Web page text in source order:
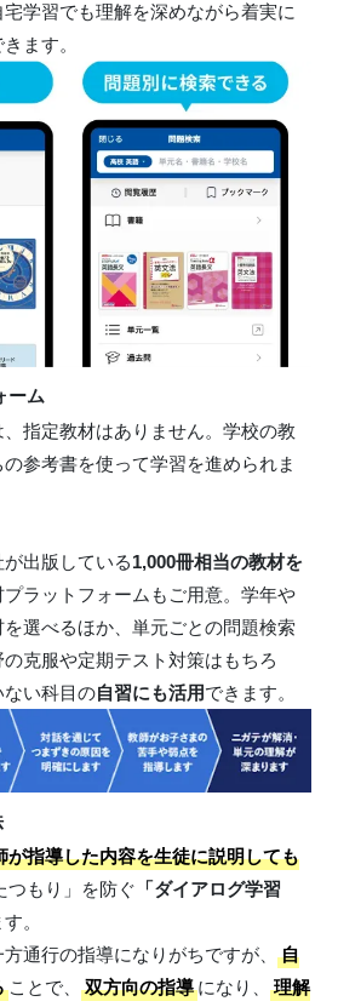
学習でも理解を深めながら着実に
ます。
ーム
指定教材はありません。学校の教
参考書を使って学習を進められま
出版している1,000冊相当の教材を
プラットフォームもご用意。学年や
選べるほか、単元ごとの問題検索
克服や定期テスト対策はもちろ
ない科目の自習にも活用できます。
が指導した内容を生徒に説明しても
つもり」を防ぐ 「ダイアログ学習
。
通行の指導になりがちですが、
自
ことで、 双方向の指導になり、
理解